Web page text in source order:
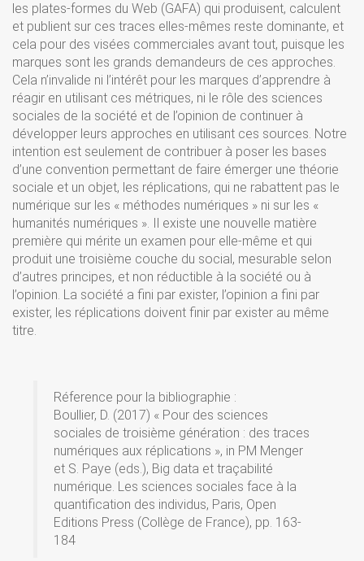
les plates-formes du Web (GAFA) qui produisent, calculent
et publient sur ces traces elles-mêmes reste dominante, et
cela pour des visées commerciales avant tout, puisque les
marques sont les grands demandeurs de ces approches.
Cela n’invalide ni l’intérêt pour les marques d’apprendre à
réagir en utilisant ces métriques, ni le rôle des sciences
sociales de la société et de l’opinion de continuer à
développer leurs approches en utilisant ces sources. Notre
intention est seulement de contribuer à poser les bases
d’une convention permettant de faire émerger une théorie
sociale et un objet, les réplications, qui ne rabattent pas le
numérique sur les « méthodes numériques » ni sur les «
humanités numériques ». Il existe une nouvelle matière
première qui mérite un examen pour elle-même et qui
produit une troisième couche du social, mesurable selon
d’autres principes, et non réductible à la société ou à
l’opinion. La société a fini par exister, l’opinion a fini par
exister, les réplications doivent finir par exister au même
titre.
Réference pour la bibliographie :
Boullier, D. (2017) « Pour des sciences
sociales de troisième génération : des traces
numériques aux réplications », in PM Menger
et S. Paye (eds.), Big data et traçabilité
numérique. Les sciences sociales face à la
quantification des individus, Paris, Open
Editions Press (Collège de France), pp. 163-
184